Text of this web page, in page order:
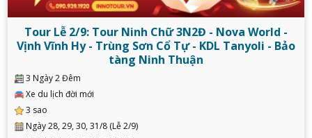
Tour Lễ 2/9: Tour Ninh Chữ 3N2Đ - Nova World -
Vịnh Vĩnh Hy - Trùng Sơn Cổ Tự - KDL Tanyoli - Bảo
tàng Ninh Thuận
3 Ngày 2 Đêm
Xe du lịch đời mới
3 sao
Ngày 28, 29, 30, 31/8 (Lễ 2/9)